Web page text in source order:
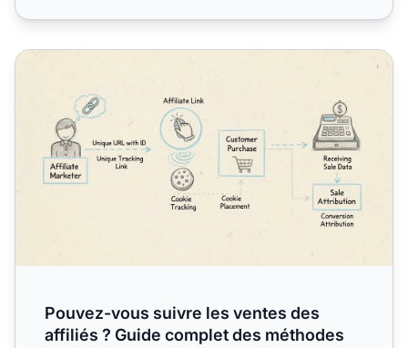
Pouvez-vous suivre les ventes des affiliés ? Guide
Pouvez-vous suivre les ventes des
affiliés ? Guide complet des méthodes